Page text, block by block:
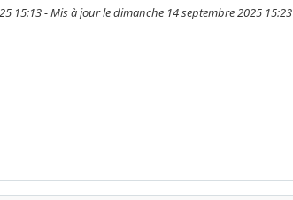
15:13 - Mis à jour le dimanche 14 septembre 2025 15:23